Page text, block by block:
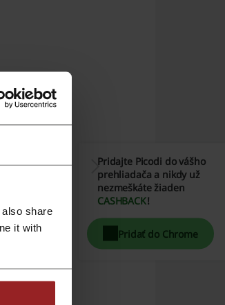
share
it with
Pridajte Picodi do vášho
prehliadača a nikdy už
nezmeškáte žiaden
CASHBACK!
Pridať do Chrome